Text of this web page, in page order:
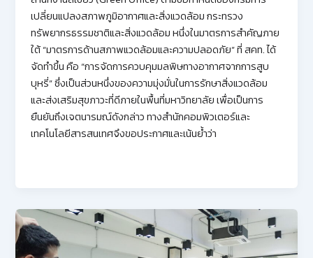
เปลี่ยนแปลงสภาพภูมิอากาศและสิ่งแวดล้อม กระทรวง
ทรัพยากรธรรมชาติและสิ่งแวดล้อม หนึ่งในมาตรการสำคัญภาย
ใต้ “มาตรการด้านสภาพแวดล้อมและความปลอดภัย” ที่ สคท. ได้
จัดทำขึ้น คือ “การจัดการควบคุมมลพิษทางอากาศจากการสูบ
บุหรี่” ซึ่งเป็นส่วนหนึ่งของความมุ่งมั่นในการรักษาสิ่งแวดล้อม
และส่งเสริมสุขภาวะที่ดีภายในพื้นที่มหาวิทยาลัย เพื่อเป็นการ
ยืนยันถึงเจตนารมณ์ดังกล่าว ทางสำนักคอมพิวเตอร์และ
เทคโนโลยีสารสนเทศจึงขอประกาศและเน้นย้ำว่า